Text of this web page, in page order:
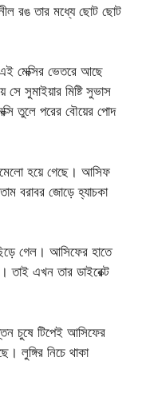
রঙ তার মধ্যে ছোট ছোট
মেক্সির ভেতরে আছে
সুমাইয়ার মিষ্টি সুভাস
তুলে পরের বৌয়ের পোদ
হয়ে গেছে। আসিফ
বরাবর জোড়ে হ্যাচকা
গেল। আসিফের হাতে
এখন তার ডাইরেক্ট
চুষে টিপেই আসিফের
লুঙ্গির নিচে থাকা